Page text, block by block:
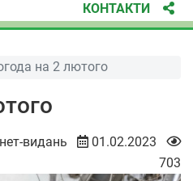
КОНТАКТИ
на 2 лютого
видань
01.02.2023
703